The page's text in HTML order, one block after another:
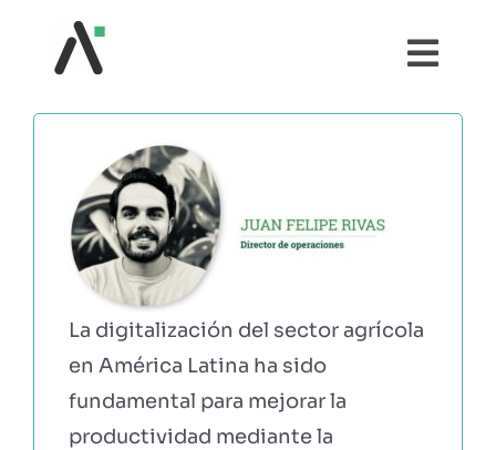
¿QUÉ ES AGRI?
MÓDULOS
TESTIMONIOS
PRECIOS
PARTNERS
La digitalización del sector agrícola
en América Latina ha sido
fundamental para mejorar la
productividad mediante la